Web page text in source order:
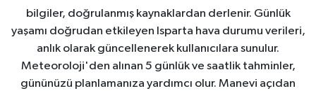
bilgiler, doğrulanmış kaynaklardan derlenir. Günlük
yaşamı doğrudan etkileyen Isparta hava durumu verileri,
anlık olarak güncellenerek kullanıcılara sunulur.
Meteoroloji'den alınan 5 günlük ve saatlik tahminler,
gününüzü planlamanıza yardımcı olur. Manevi açıdan